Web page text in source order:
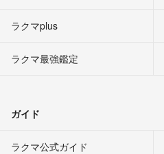
ラクマplus
ラクマ最強鑑定
ガイド
ラクマ公式ガイド